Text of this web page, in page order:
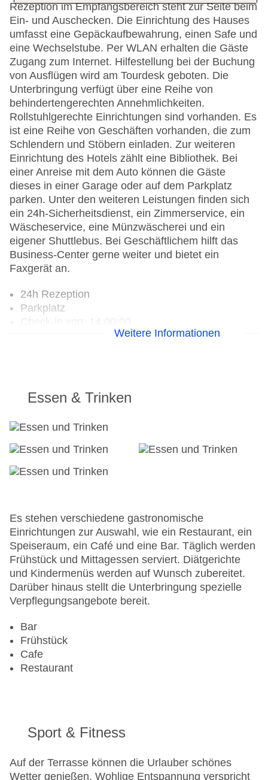
Rezeption im Empfangsbereich steht zur Seite beim
Ein- und Auschecken. Die Einrichtung des Hauses
umfasst eine Gepäckaufbewahrung, einen Safe und
eine Wechselstube. Per WLAN erhalten die Gäste
Zugang zum Internet. Hilfestellung bei der Buchung
von Ausflügen wird am Tourdesk geboten. Die
Unterbringung verfügt über eine Reihe von
behindertengerechten Annehmlichkeiten.
Rollstuhlgerechte Einrichtungen sind vorhanden. Es
ist eine Reihe von Geschäften vorhanden, die zum
Schlendern und Stöbern einladen. Zur weiteren
Einrichtung des Hotels zählt eine Bibliothek. Bei
einer Anreise mit dem Auto können die Gäste
dieses in einer Garage oder auf dem Parkplatz
parken. Unter den weiteren Leistungen finden sich
ein 24h-Sicherheitsdienst, ein Zimmerservice, ein
Wäscheservice, eine Münzwäscherei und ein
eigener Shuttlebus. Bei Geschäftlichem hilft das
Business-Center gerne weiter und bietet ein
Faxgerät an.
24h Rezeption
Parkplatz
Check-out bis: 11:00:00
WLAN/WiFi im Hotel
Lift
Anzahl der Aufzüge: 1
Haustiere
Gesamtanzahl der Zimmer: 37
Weitere Informationen
Essen & Trinken
Es stehen verschiedene gastronomische
Einrichtungen zur Auswahl, wie ein Restaurant, ein
Speiseraum, ein Café und eine Bar. Täglich werden
Frühstück und Mittagessen serviert. Diätgerichte
und Kindermenüs werden auf Wunsch zubereitet.
Darüber hinaus stellt die Unterbringung spezielle
Verpflegungsangebote bereit.
Bar
Frühstück
Cafe
Restaurant
Sport & Fitness
Auf der Terrasse können die Urlauber schönes
Wetter genießen. Wohlige Entspannung verspricht